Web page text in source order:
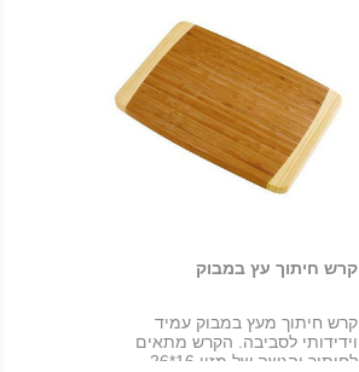
קרש חיתוך עץ במבוק
קרש חיתוך מעץ במבוק עמיד
וידידותי לסביבה. הקרש מתאים
לחיתוך והגשה של מזון 16*26